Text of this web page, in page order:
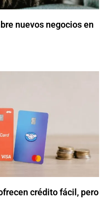
nuevos negocios en
crédito fácil, pero